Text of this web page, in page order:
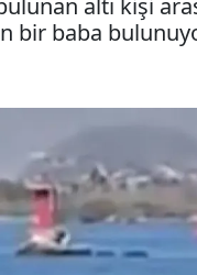
bir baba